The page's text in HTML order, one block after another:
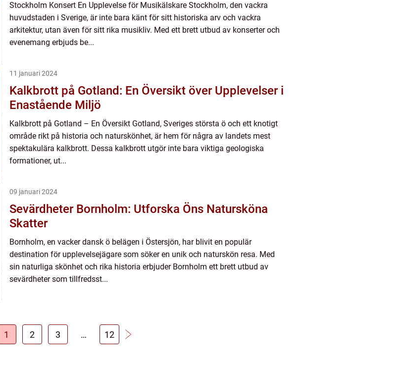
Stockholm Konsert En Upplevelse för Musikälskare Stockholm, den vackra
huvudstaden i Sverige, är inte bara känt för sitt historiska arv och vackra
arkitektur, utan även för sitt rika musikliv. Med ett brett utbud av konserter och
evenemang erbjuds be...
11 januari 2024
Kalkbrott på Gotland: En Översikt över Upplevelser i
Enastående Miljö
Kalkbrott på Gotland – En Översikt Gotland, Sveriges största ö och ett knotigt
område rikt på historia och naturskönhet, är hem för några av landets mest
spektakulära kalkbrott. Dessa kalkbrott utgör inte bara viktiga geologiska
formationer, ut...
09 januari 2024
Sevärdheter Bornholm: Utforska Öns Natursköna
Skatter
Bornholm, en vacker dansk ö belägen i Östersjön, har blivit en populär
destination för upplevelsejägare som söker en unik och naturskön resa. Med
sin naturliga skönhet och rika historia erbjuder Bornholm ett brett utbud av
sevärdheter som tillfredsst...
1 2 3 … 12